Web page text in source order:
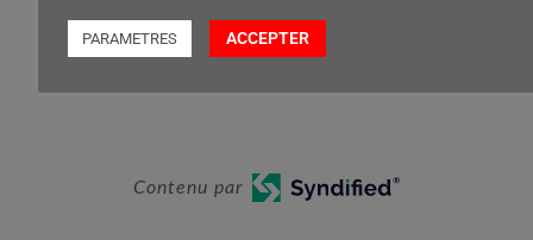
le processus d’affûtage encore plus simple et
Contenu par
PARAMETRES ACCEPTER